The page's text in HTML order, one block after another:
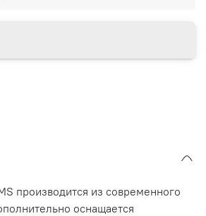
производится из современного
оснащается